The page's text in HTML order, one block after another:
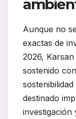
Aunque no
exactas de
2026,
sostenido
destinado
investigación